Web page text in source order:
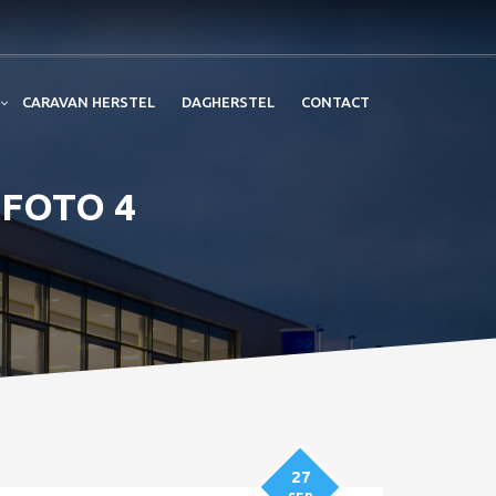
CARAVAN HERSTEL DAGHERSTEL CONTACT
4
27